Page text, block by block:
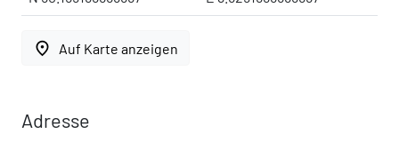
place Auf Karte anzeigen
Adresse